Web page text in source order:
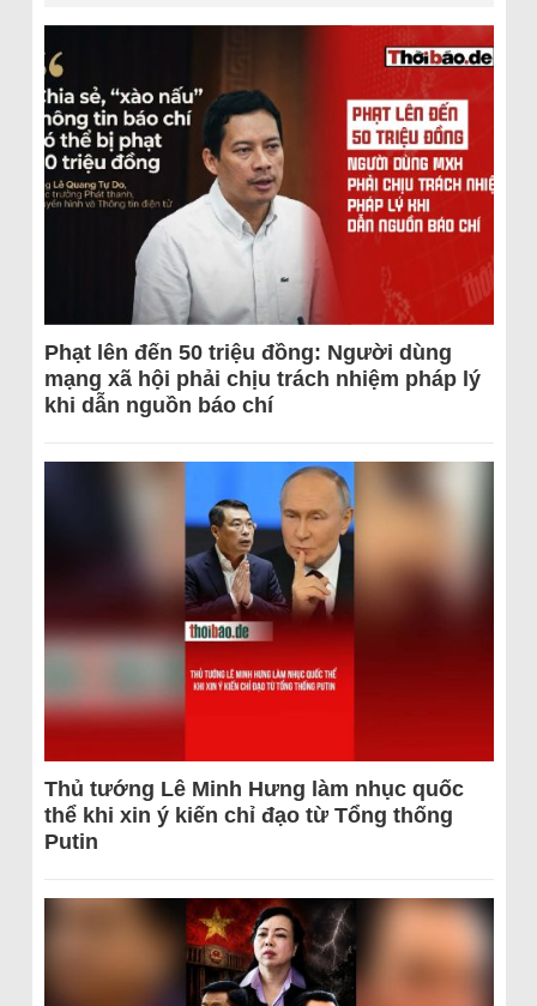
Phạt lên đến 50 triệu đồng: Người dùng
mạng xã hội phải chịu trách nhiệm pháp lý
khi dẫn nguồn báo chí
Thủ tướng Lê Minh Hưng làm nhục quốc
thể khi xin ý kiến chỉ đạo từ Tổng thống
Putin